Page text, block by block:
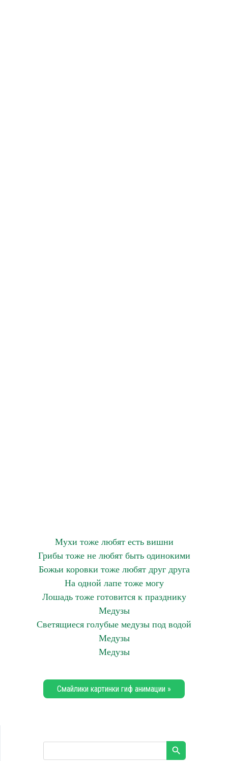
Мухи тоже любят есть вишни
Грибы тоже не любят быть одинокими
Божьи коровки тоже любят друг друга
На одной лапе тоже могу
Лошадь тоже готовится к празднику
Медузы
Светящиеся голубые медузы под водой
Медузы
Медузы
Смайлики картинки гиф анимации »